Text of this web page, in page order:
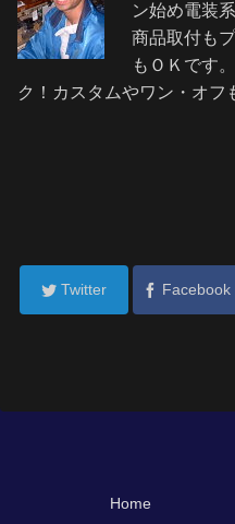
ン始め電装
商品取付も
もＯＫです
ク！カスタムやワン・オフ
Twitter Facebook
Home